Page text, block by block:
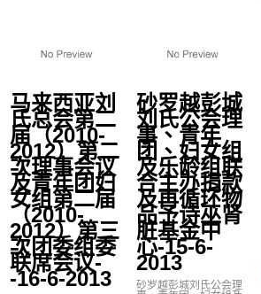
马来西亚刘
氏总会第二
届（2010-
2012）第二
次理事会议
及青年团妇
女组第二届
（2010-
2012）第三
次团委组委
联席会议-
-16-6-2013
砂罗越彭城
刘氏公会理
事、青年
团、妇女组
及乐龄组联
合主办捐款
及再循环物
品予诗巫肾
脏基金中
心-15-6-
2013
砂罗越彭城刘氏公会理